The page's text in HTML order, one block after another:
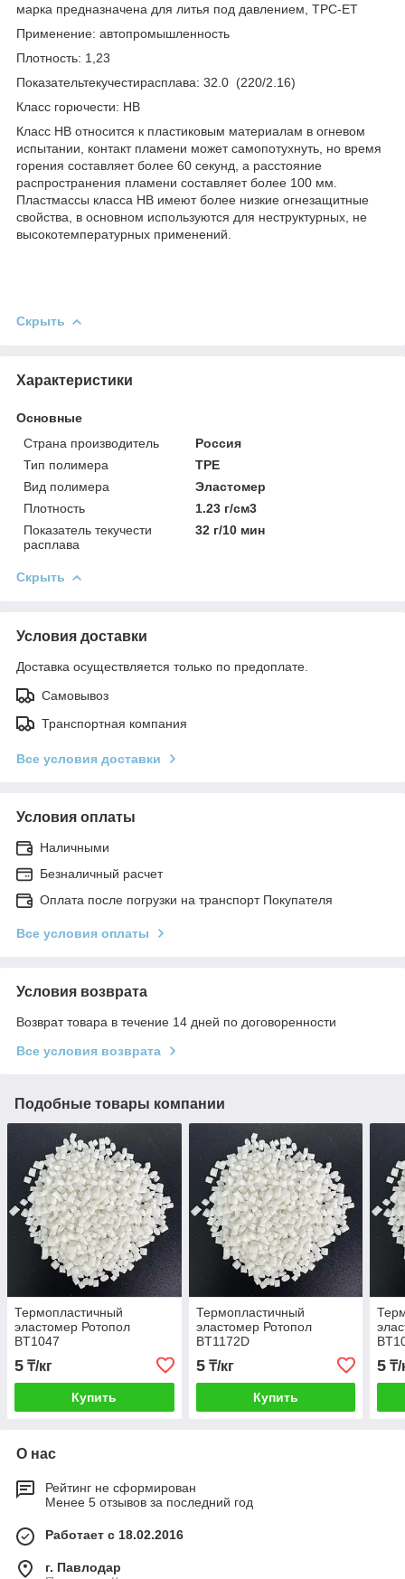
марка предназначена для литья под давлением, TPC-ET
Применение: автопромышленность
Плотность: 1,23
Показательтекучестирасплава: 32.0 (220/2.16)
Класс горючести: HB
Класс HB относится к пластиковым материалам в огневом
испытании, контакт пламени может самопотухнуть, но время
горения составляет более 60 секунд, а расстояние
распространения пламени составляет более 100 мм.
Пластмассы класса HB имеют более низкие огнезащитные
свойства, в основном используются для неструктурных, не
высокотемпературных применений.
Скрыть
Характеристики
Основные
Страна производитель
Россия
Тип полимера
TPE
Вид полимера
Эластомер
Плотность
1.23 г/см3
Показатель текучести
расплава
32 г/10 мин
Скрыть
Условия доставки
Доставка осуществляется только по предоплате.
Самовывоз
Транспортная компания
Все условия доставки
Условия оплаты
Наличными
Безналичный расчет
Оплата после погрузки на транспорт Покупателя
Все условия оплаты
Условия возврата
Возврат товара в течение 14 дней по договоренности
Все условия возврата
Подобные товары компании
Термопластичный
эластомер Ротопол
BT1047
5 ₸/кг
Купить
Термопластичный
эластомер Ротопол
BT1172D
5₸/кг
Купить
5 ₸/
О нас
Рейтинг не сформирован
Менее 5 отзывов за последний год
Работает с 18.02.2016
г. Павлодар